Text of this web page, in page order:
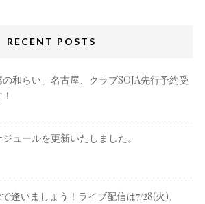
RECENT POSTS
の和らい」名古屋、クラブSOJA先行予約受
ュールを更新いたしました。
逢いましょう！ライブ配信は7/28(火)、